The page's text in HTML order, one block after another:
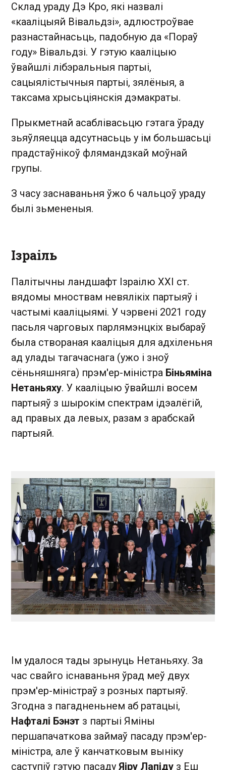
Склад ураду Дэ Кро, які назвалі
«кааліцыяй Вівальдзі», адлюстроўвае
разнастайнасьць, падобную да «Пораў
году» Вівальдзі. У гэтую кааліцыю
ўвайшлі лібэральныя партыі,
сацыялістычныя партыі, зялёныя, а
таксама хрысьціянскія дэмакраты.
Прыкметнай асаблівасьцю гэтага ўраду
зьяўляецца адсутнасьць у ім большасьці
прадстаўнікоў флямандзкай моўнай
групы.
З часу заснаваньня ўжо 6 чальцоў ураду
былі зьмененыя.
Ізраіль
Палітычны ландшафт Ізраілю ХХІ ст.
вядомы мноствам невялікіх партыяў і
частымі кааліцыямі. У чэрвені 2021 году
пасьля чарговых парлямэнцкіх выбараў
была створаная кааліцыя для адхіленьня
ад улады тагачаснага (ужо і зноў
сёньняшняга) прэм'ер-міністра Біньяміна
Нетаньяху. У кааліцыю ўвайшлі восем
партыяў з шырокім спектрам ідэалёгій,
ад правых да левых, разам з арабскай
партыяй.
Ім удалося тады зрынуць Нетаньяху. За
час свайго існаваньня ўрад меў двух
прэм'ер-міністраў з розных партыяў.
Згодна з пагадненьнем аб ратацыі,
Нафталі Бэнэт з партыі Яміны
першапачаткова займаў пасаду прэм'ер-
міністра, але ў канчатковым выніку
саступіў гэтую пасаду Яіру Лапіду з Еш